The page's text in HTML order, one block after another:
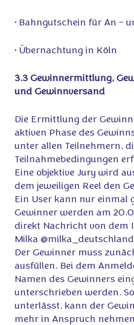
• Bahngutschein für An –
• Übernachtung in Köln
3.3 Gewinnermittlung,
und Gewinnversand
Die Ermittlung der
aktiven Phase des
unter allen Teilnehmern,
Teilnahmebedingungen
Eine objektive Jury wird
dem jeweiligen Reel den
Ein User kann nur einmal
Gewinner werden am
direkt Nachricht von dem
Milka
Der Gewinner muss
ausfüllen. Bei dem
Namen des Gewinners
unterschrieben werden.
unterlässt, kann der
mehr in Anspruch